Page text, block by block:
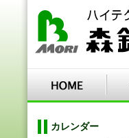
カレンダー